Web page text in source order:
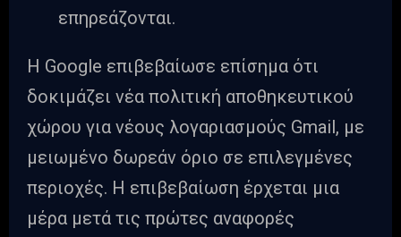
επηρεάζονται.
Η Google επιβεβαίωσε επίσημα ότι
δοκιμάζει νέα πολιτική αποθηκευτικού
χώρου για νέους λογαριασμούς Gmail, με
μειωμένο δωρεάν όριο σε επιλεγμένες
περιοχές. Η επιβεβαίωση έρχεται μια
μέρα μετά τις πρώτες αναφορές